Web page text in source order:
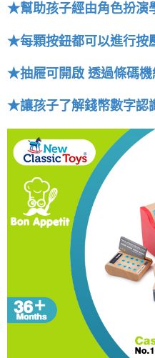
★幫助孩子經由角色扮演
★每顆按鈕都可以進行按
★抽屜可開啟 透過條碼機
★讓孩子了解錢幣數字認